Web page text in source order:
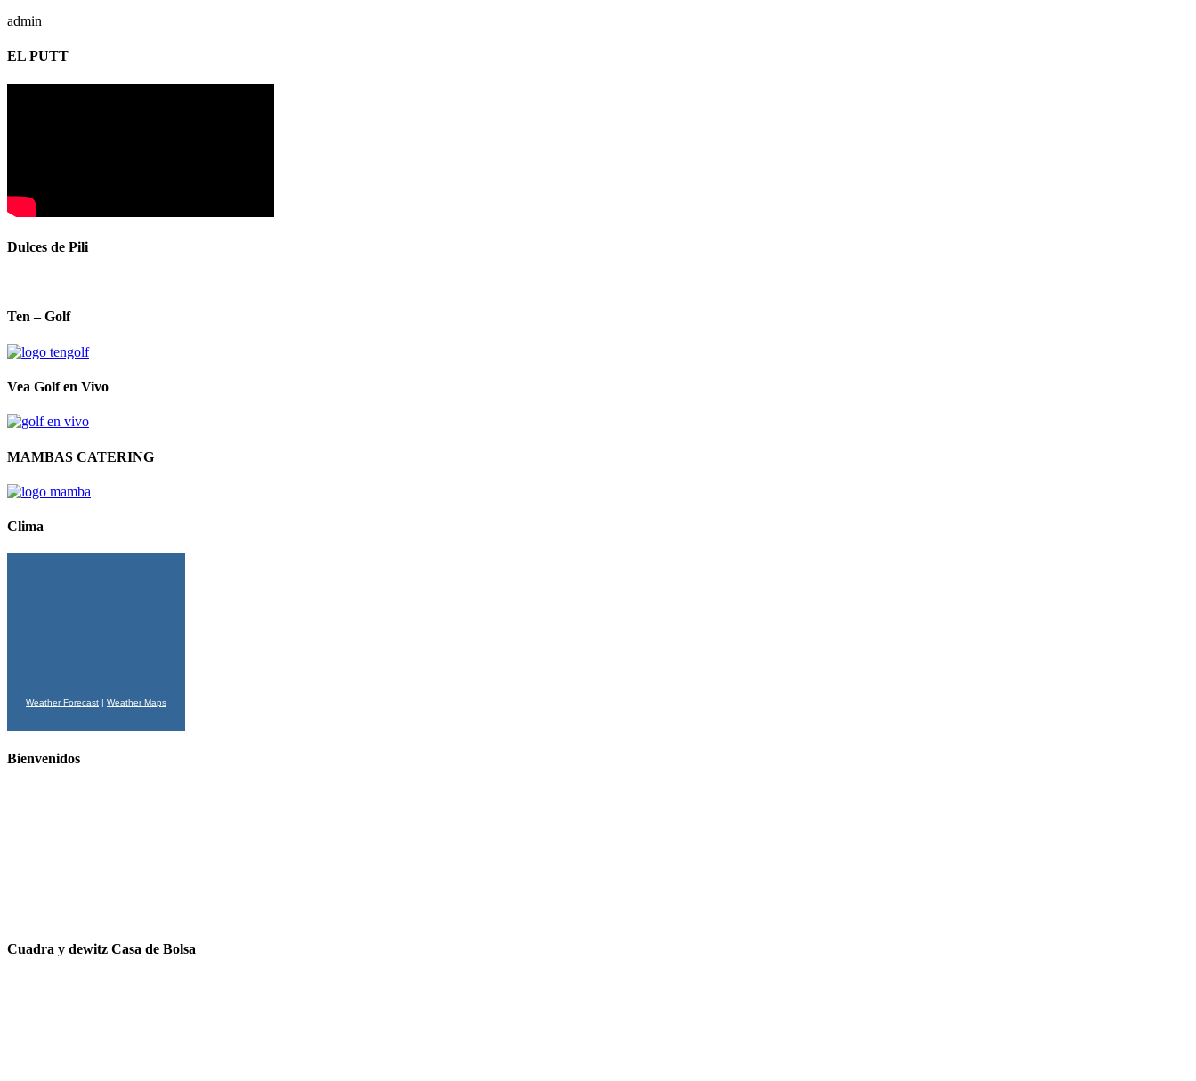
admin
EL PUTT
Dulces de Pili
Ten – Golf
Vea Golf en Vivo
MAMBAS CATERING
Clima
Weather Forecast | Weather Maps
Bienvenidos
Cuadra y dewitz Casa de Bolsa